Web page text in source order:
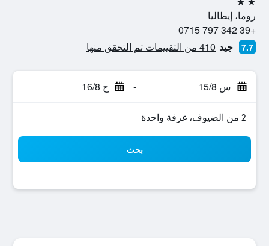
2 نجمتين
روما، إيطاليا
+39 342 797 0715
7.7 جيد 410 من التقييمات تم التحقق منها
س 15/8 - ح 16/8
2 من الضيوف، غرفة واحدة
بحث